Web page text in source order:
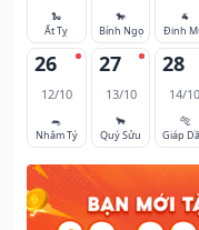
🐍
Ất Tỵ
🐎
Bính Ngọ
🐐
Đinh
26
12/10
🐀
Nhâm Tý
27
13/10
🐂
Quý Sửu
28
14/10
🐅
Giáp